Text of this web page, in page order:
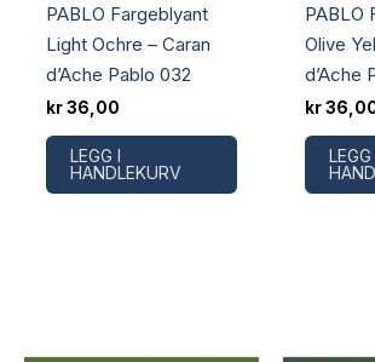
PABLO Fargeblyant
Light Ochre – Caran
d’Ache Pablo 032
kr36,00
LEGG I
HANDLEKURV
PABLO
Olive
d’Ache
kr
LEGG